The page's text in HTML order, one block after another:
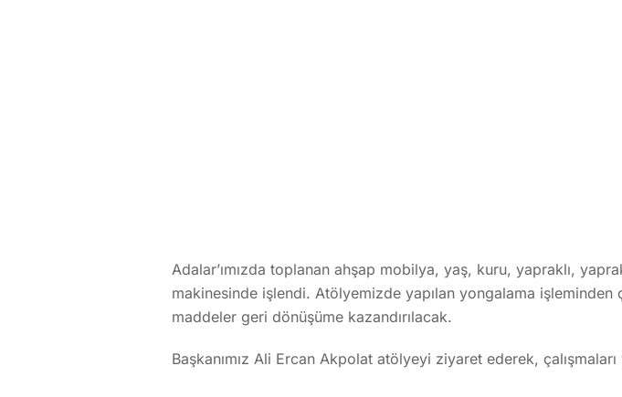
Adalar’ımızda toplanan ahşap mobilya, yaş, kuru, yapraklı,
makinesinde işlendi. Atölyemizde yapılan yongalama işleminden
maddeler geri dönüşüme kazandırılacak.
Başkanımız Ali Ercan Akpolat atölyeyi ziyaret ederek,